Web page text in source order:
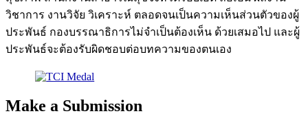
วิชาการ งานวิจัย วิเคราะห์ ตลอดจนเป็นความเห็นส่วนตัวของผู้
ประพันธ์ กองบรรณาธิการไม่จําเป็นต้องเห็น ด้วยเสมอไป และผู้
ประพันธ์จะต้องรับผิดชอบต่อบทความของตนเอง
Make a Submission